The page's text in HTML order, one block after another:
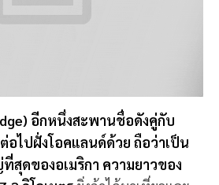
Tea Garden) ที่นี่เป็นสวนที่ก่อ
ดงให้เป็นสวนสไตล์ญี่ปุ่น เต็มไป